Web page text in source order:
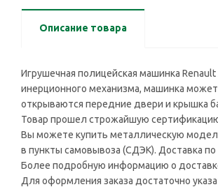
Описание товара
Игрушечная полицейская машинка
инерционного механизма, машинка
открываются передние двери и крышка
Товар прошел строжайшую
Вы можете купить металлическую
в пункты самовывоза (СДЭК). Доставка
Более подробную информацию о
Для оформления заказа достаточно